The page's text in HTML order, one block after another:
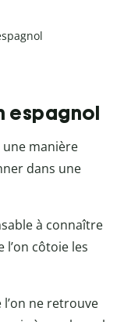
espagnol
manière
dans une
à connaître
côtoie les
ne retrouve